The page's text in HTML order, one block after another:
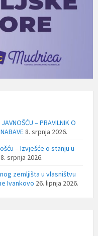
– PRAVILNIK O
8. srpnja 2026.
– Izvješće o stanju u
8. srpnja 2026.
zemljišta u vlasništvu
Ivankovo 26. lipnja 2026.